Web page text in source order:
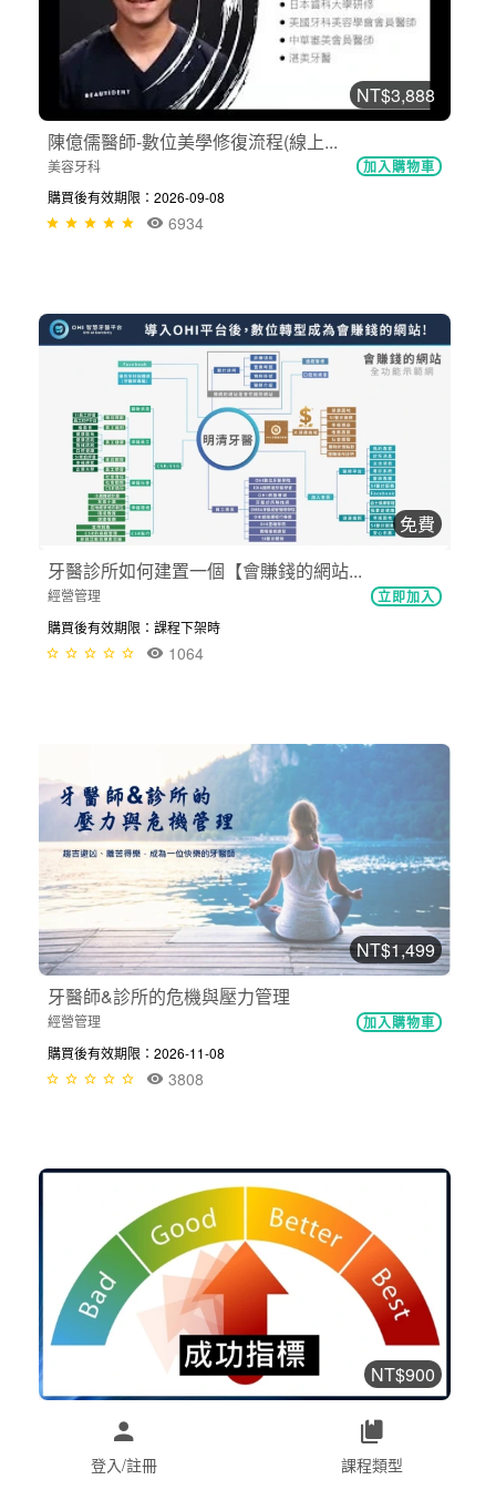
NT$3,888
陳億儒醫師-數位美學修復流程(線上...
美容牙科 加入購物車
購買後有效期限：2026-09-08
6934
免費
牙醫診所如何建置一個【會賺錢的網站...
經營管理 立即加入
購買後有效期限：課程下架時
1064
NT$1,499
牙醫師&診所的危機與壓力管理
經營管理 加入購物車
購買後有效期限：2026-11-08
3808
NT$900
成功經營牙醫診所的四大指標-穩、實...
加入購物車
購買後有效期限：課程下架時
登入/註冊 課程類型